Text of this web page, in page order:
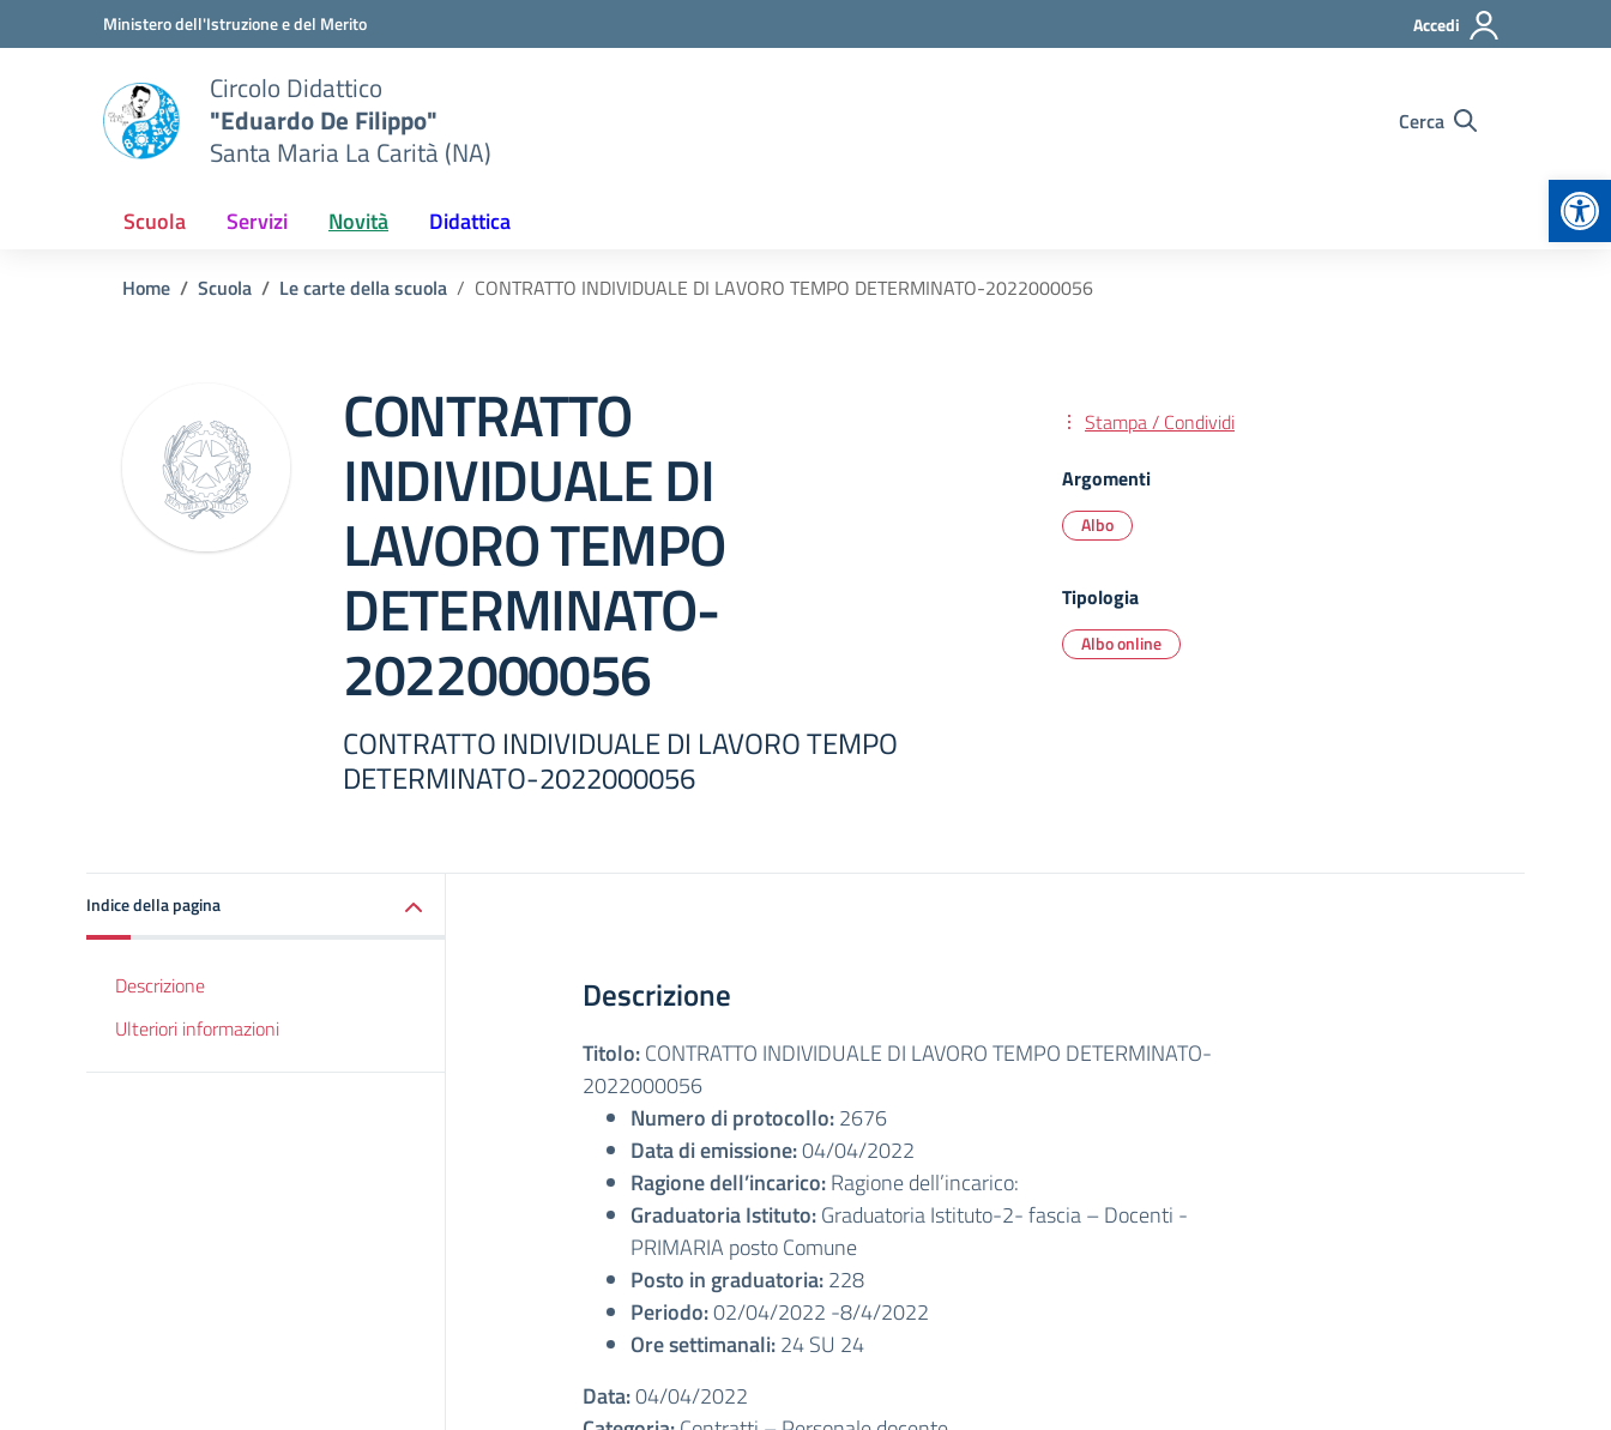
Vai ai contenuti
Vai al menu di navigazioneMinistero dell'Istruzione e del Merito Accedi
Circolo Didattico
"Eduardo De Filippo"
Santa Maria La Carità (NA)
Cerca
Scuola Servizi Novità Didattica
Home Scuola Le carte della scuola CONTRATTO INDIVIDUALE DI LAVORO TEMPO DETERMINATO-2022000056
CONTRATTO
INDIVIDUALE DI
LAVORO TEMPO
DETERMINATO-
2022000056
CONTRATTO INDIVIDUALE DI LAVORO TEMPO
DETERMINATO-2022000056
Stampa / Condividi
Argomenti
Albo
Tipologia
Albo online
Indice della pagina
Descrizione
Ulteriori informazioni
Descrizione
Titolo:CONTRATTO INDIVIDUALE DI LAVORO TEMPO DETERMINATO-
2022000056
Numero di protocollo:2676
Data di emissione:04/04/2022
Ragione dell’incarico:Ragione dell’incarico:
Graduatoria Istituto:Graduatoria Istituto-2- fascia – Docenti -
PRIMARIA posto Comune
Posto in graduatoria:228
Periodo:02/04/2022 -8/4/2022
Ore settimanali:24 SU 24
Data:04/04/2022